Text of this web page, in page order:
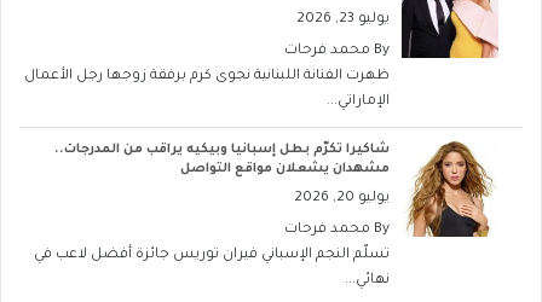
يوليو 23, 2026
By محمد فرحات
ظهرت الفنانة اللبنانية نجوى كرم برفقة زوجها رجل الأعمال
الإماراتي...
شاكيرا تكرّم بطل إسبانيا وبيكيه يراقب من المدرجات..
مشهدان يشعلان مواقع التواصل
يوليو 20, 2026
By محمد فرحات
تسلّم النجم الإسباني فيران توريس جائزة أفضل لاعب في
نهائي...